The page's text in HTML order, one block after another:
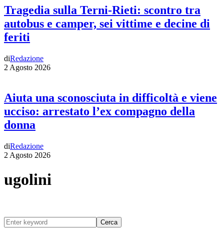
Tragedia sulla Terni-Rieti: scontro tra
autobus e camper, sei vittime e decine di
feriti
diRedazione
2 Agosto 2026
Aiuta una sconosciuta in difficoltà e viene
ucciso: arrestato l’ex compagno della
donna
diRedazione
2 Agosto 2026
ugolini
Cerca